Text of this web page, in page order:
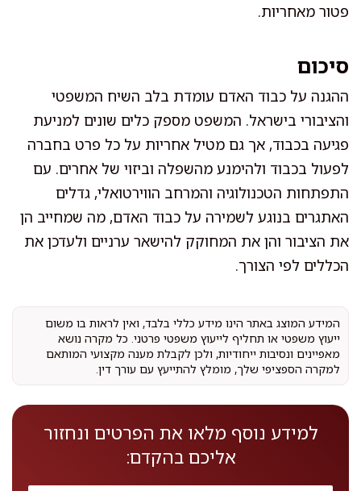
פטור מאחריות.
סיכום
ההגנה על כבוד האדם עומדת בלב השיח המשפטי
והציבורי בישראל. המשפט מספק כלים שונים למניעת
פגיעה בכבוד, אך גם מטיל אחריות על כל פרט בחברה
לפעול בכבוד ולהימנע מהשפלה וביזוי של אחרים. עם
התפתחות הטכנולוגיה והמרחב הווירטואלי, גדלים
האתגרים בנוגע לשמירה על כבוד האדם, מה שמחייב הן
את הציבור והן את המחוקק להישאר ערניים ולעדכן את
הכללים לפי הצורך.
המידע המוצג באתר הינו מידע כללי בלבד, ואין לראות בו משום
ייעוץ משפטי או תחליף לייעוץ משפטי פרטני. כל מקרה נושא
מאפיינים ונסיבות ייחודיות, ולכן לקבלת מענה מקצועי המותאם
למקרה הספציפי שלך, מומלץ להתייעץ עם עורך דין.
למידע נוסף מלאו את הפרטים ונחזור
אליכם בהקדם: